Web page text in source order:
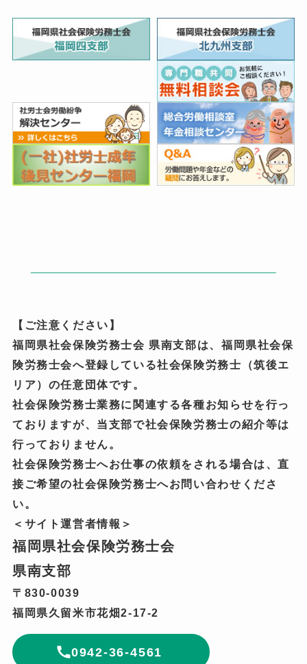
【ご注意ください】
福岡県社会保険労務士会 県南支部は、福岡県社会保
険労務士会へ登録している社会保険労務士（筑後エ
リア）の任意団体です。
社会保険労務士業務に関連する各種お知らせを行っ
ておりますが、当支部で社会保険労務士の紹介等は
行っておりません。
社会保険労務士へお仕事の依頼をされる場合は、直
接ご希望の社会保険労務士へお問い合わせくださ
い。
＜サイト運営者情報＞
福岡県社会保険労務士会
県南支部
〒830-0039
福岡県久留米市花畑2-17-2
0942-36-4561